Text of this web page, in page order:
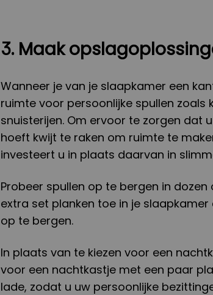
3. Maak
Wanneer je van je slaapkamer een
ruimte voor persoonlijke spullen zoals
snuisterijen. Om ervoor te zorgen dat
hoeft kwijt te raken om ruimte te
investeert u in plaats daarvan in
Probeer spullen op te bergen in
extra set planken toe in je
op te bergen.
In plaats van te kiezen voor een
voor een nachtkastje met een paar
lade, zodat u uw persoonlijke